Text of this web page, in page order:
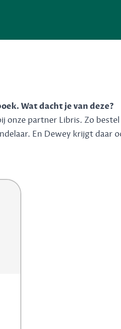
Wat dacht je van deze?
partner Libris. Zo
En Dewey krijgt daar